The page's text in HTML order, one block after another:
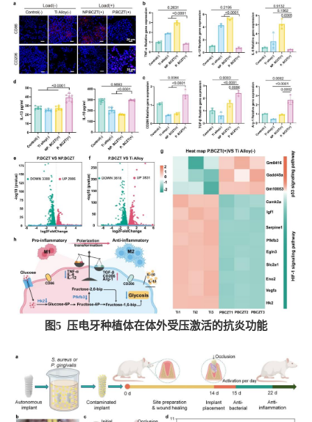
图5 压电牙种植体在体外受压激活的抗炎功能